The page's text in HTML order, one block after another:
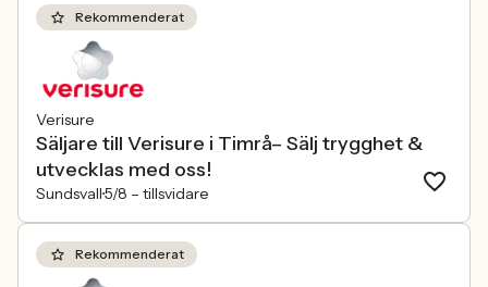
Rekommenderat
Verisure
Säljare till Verisure i Timrå– Sälj trygghet &
utvecklas med oss!
Sundsvall5/8 – tillsvidare
Rekommenderat